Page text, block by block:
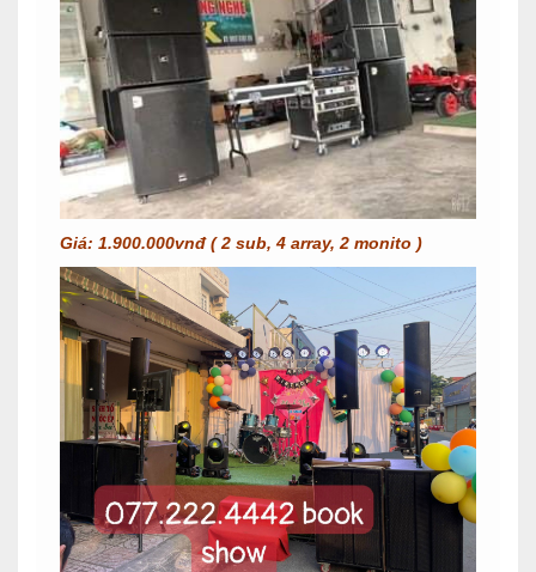
Giá: 1.900.000vnđ ( 2 sub, 4 array, 2 monito )